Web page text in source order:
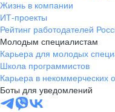
Жизнь в компании
ИТ-проекты
Рейтинг работодателей
Молодым специалистам
Карьера для молодых
Школа программистов
Карьера в некоммерческих
Боты для уведомлений